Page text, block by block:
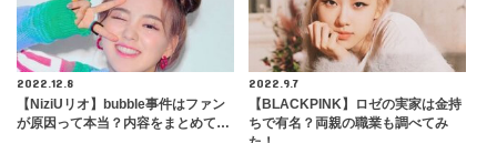
2022.12.8
【NiziUリオ】bubble事件はファン
が原因って本当？内容をまとめて…
2022.9.7
【BLACKPINK】ロゼの実家は金持
ちで有名？両親の職業も調べてみ